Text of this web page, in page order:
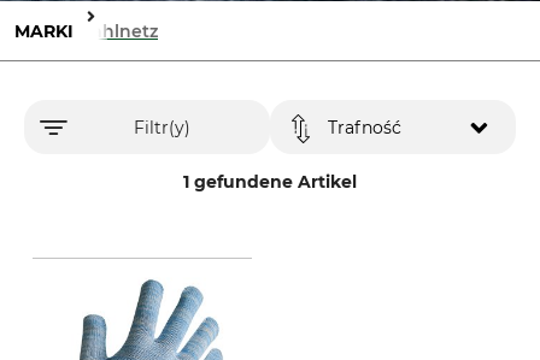
MARKI Stahlnetz
Filtr(y)
1 gefundene Artikel
Trafność